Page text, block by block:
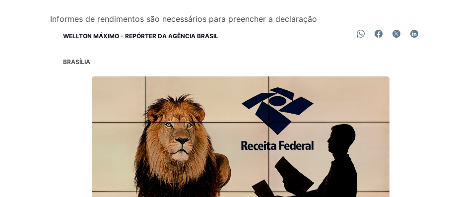
Informes de rendimentos são necessários para preencher a declaração
WELLTON MÁXIMO - REPÓRTER DA AGÊNCIA BRASIL
BRASÍLIA